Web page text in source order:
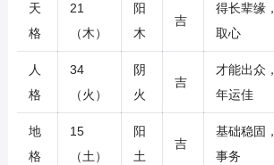
天
格
21
（木）
阳
木
吉
得长辈缘
取心
人
格
34
（火）
阴
火
吉
才能出众
年运佳
地
格
15
（土）
阳
土
吉
基础稳固
事务